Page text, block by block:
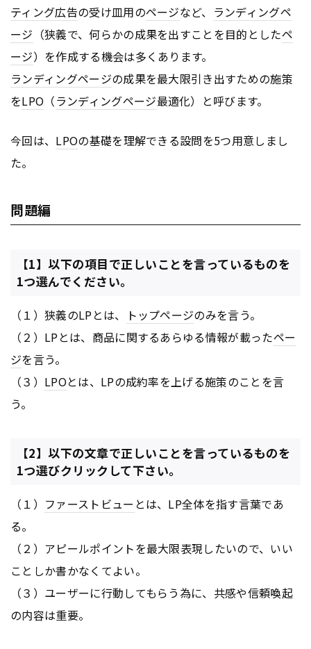
ティング広告の受け皿用のページなど、 ランディングペ
ージ （狭義で、何らかの成果を出すことを目的としたペ
ージ）を作成する機会は多くあります。
ランディングページの成果を最大限引き出すための施策
をLPO （ランディングページ最適化）と呼びます。
今回は、 LPOの基礎を理解できる設問を5つ用意しまし
た。
問題編
【1】以下の項目で正しいことを言っているものを
1つ選んでください。
（１）狭義のLPとは、 トップページのみを言う。
（２）LPとは、商品に関するあらゆる情報が載ったペー
ジを言う。
（３） LPOとは、LPの成約率を上げる施策のことを言
う。
【2】以下の文章で正しいことを言っているものを
1つ選びクリックして下さい。
（１） ファーストビュー とは、LP全体を指す言葉であ
る。
（２）アピールポイントを最大限表現したいので、いい
ことしか書かなくてよい。
（３）ユーザーに行動してもらう為に、共感や信頼喚起
の内容は重要。